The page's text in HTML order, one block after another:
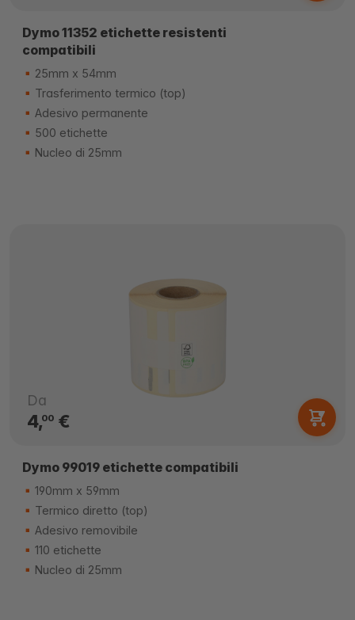
Dymo 11352 etichette resistenti
compatibili
25mm x 54mm
Trasferimento termico (top)
Adesivo permanente
500 etichette
Nucleo di 25mm
Da
4,00€
Dymo 99019 etichette compatibili
190mm x 59mm
Termico diretto (top)
Adesivo removibile
110 etichette
Nucleo di 25mm